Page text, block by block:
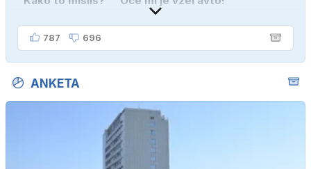
787 696
ANKETA